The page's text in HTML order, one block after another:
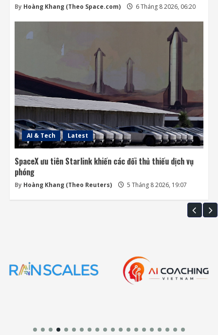
By Hoàng Khang (Theo Space.com) 6 Tháng 8 2026, 06:20
AI & Tech Latest
SpaceX ưu tiên Starlink khiến các đối thủ thiếu dịch vụ
phóng
By Hoàng Khang (Theo Reuters) 5 Tháng 8 2026, 19:07